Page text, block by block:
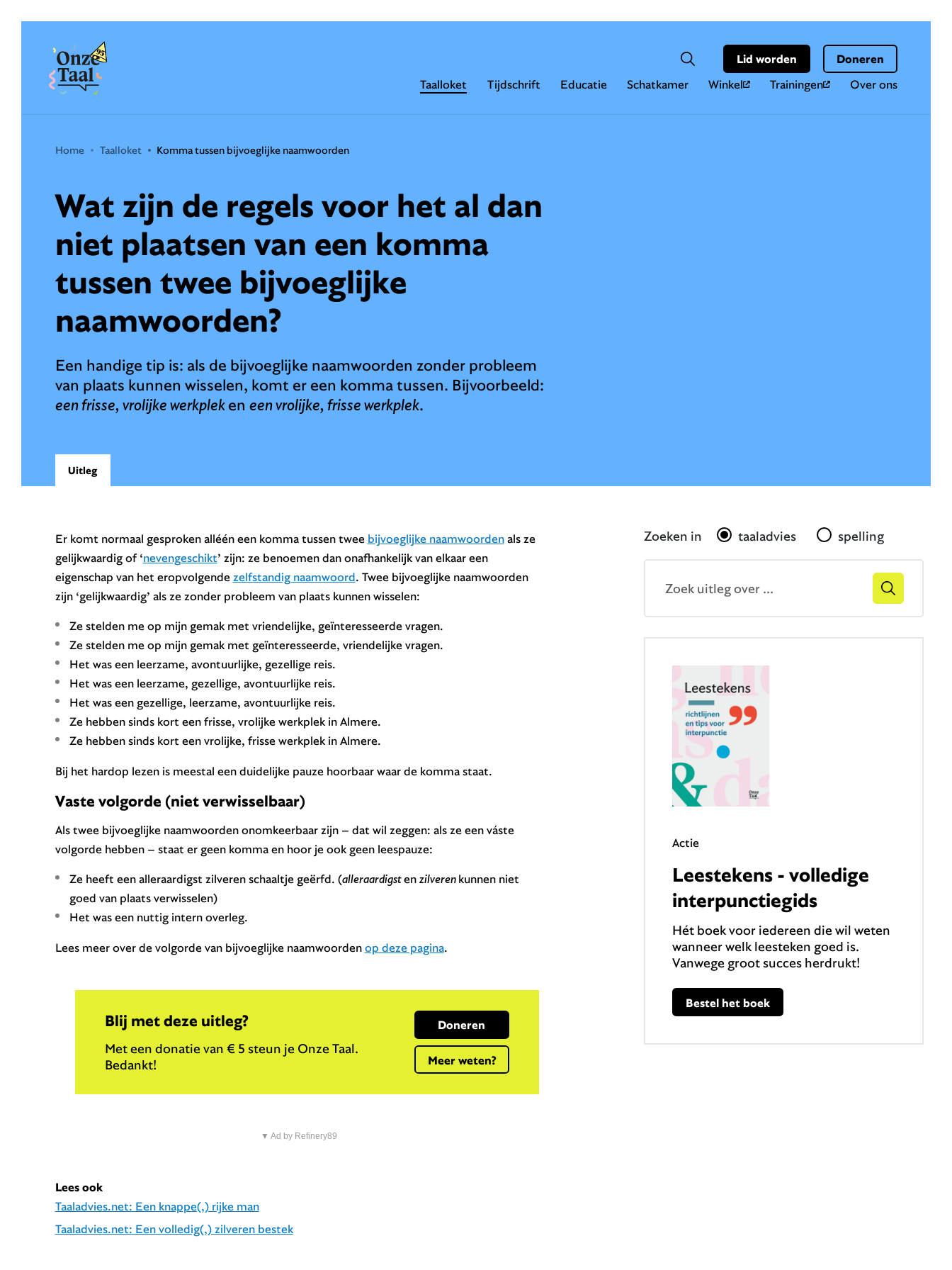
Onze Taal
Taalloket Tijdschrift Educatie Schatkamer Winkel Trainingen Over ons
Zoeken
ZoekveldLid worden Doneren
Home Taalloket Komma tussen bijvoeglijke naamwoorden
Wat zijn de regels voor het al dan
niet plaatsen van een komma
tussen twee bijvoeglijke
naamwoorden?
Een handige tip is: als de bijvoeglijke naamwoorden zonder probleem
van plaats kunnen wisselen, komt er een komma tussen. Bijvoorbeeld:
een frisse, vrolijke werkpleken een vrolijke, frisse werkplek.
Uitleg
Er komt normaal gesproken alléén een komma tussen twee bijvoeglijke naamwoordenals ze
gelijkwaardig of ‘nevengeschikt’ zijn: ze benoemen dan onafhankelijk van elkaar een
eigenschap van het eropvolgendezelfstandig naamwoord. Twee bijvoeglijke naamwoorden
zijn ‘gelijkwaardig’ als ze zonder probleem van plaats kunnen wisselen:
Ze stelden me op mijn gemak met vriendelijke, geïnteresseerde vragen.
Ze stelden me op mijn gemak met geïnteresseerde, vriendelijke vragen.
Het was een leerzame, avontuurlijke, gezellige reis.
Het was een leerzame, gezellige, avontuurlijke reis.
Het was een gezellige, leerzame, avontuurlijke reis.
Ze hebben sinds kort een frisse, vrolijke werkplek in Almere.
Ze hebben sinds kort een vrolijke, frisse werkplek in Almere.
Bij het hardop lezen is meestal een duidelijke pauze hoorbaar waar de komma staat.
Vaste volgorde (niet verwisselbaar)
Als twee bijvoeglijke naamwoorden onomkeerbaar zijn – dat wil zeggen: als ze een váste
volgorde hebben – staat er geen komma en hoor je ook geen leespauze:
Ze heeft een alleraardigst zilveren schaaltje geërfd. (alleraardigstenzilverenkunnen niet
goed van plaats verwisselen)
Het was een nuttig intern overleg.
Lees meer over de volgorde van bijvoeglijke naamwoordenop deze pagina.
Blij met deze uitleg?
Met een donatie van € 5 steun je Onze Taal.
Bedankt!
Doneren
Meer weten?
▼ Ad by Refinery89
Lees ook
Taaladvies.net: Een knappe(,) rijke man
Taaladvies.net: Een volledig(,) zilveren bestek
Gerelateerd
Zoeken in taaladvies spelling
Zoekveld
Zoek
Actie
Leestekens - volledige
interpunctiegids
Hét boek voor iedereen die wil weten
wanneer welk leesteken goed is.
Vanwege groot succes herdrukt!
Bestel het boek